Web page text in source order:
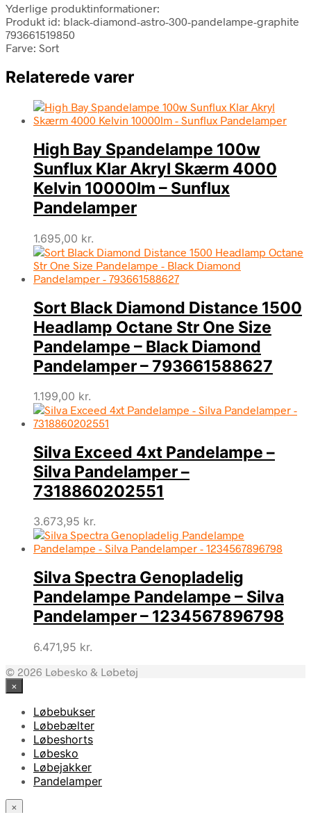
Yderlige produktinformationer:
Produkt id: black-diamond-astro-300-pandelampe-graphite
793661519850
Farve: Sort
Relaterede varer
High Bay Spandelampe 100w
Sunflux Klar Akryl Skærm 4000
Kelvin 10000lm – Sunflux
Pandelamper
1.695,00 kr.
Sort Black Diamond Distance 1500
Headlamp Octane Str One Size
Pandelampe – Black Diamond
Pandelamper – 793661588627
1.199,00 kr.
Silva Exceed 4xt Pandelampe –
Silva Pandelamper –
7318860202551
3.673,95 kr.
Silva Spectra Genopladelig
Pandelampe Pandelampe – Silva
Pandelamper – 1234567896798
6.471,95 kr.
© 2026 Løbesko & Løbetøj
×
Løbebukser
Løbebælter
Løbeshorts
Løbesko
Løbejakker
Pandelamper
×